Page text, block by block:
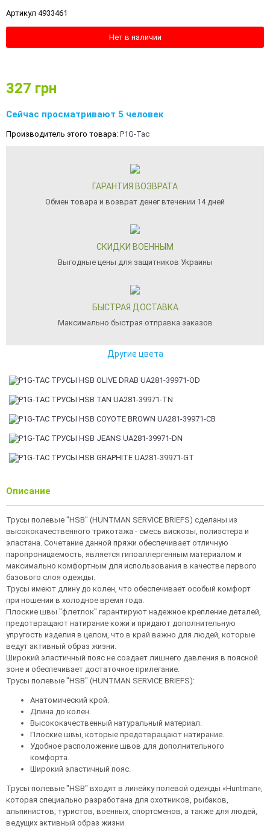
Артикул 4933461
Нет в наличии
327 грн
Сейчас просматривают 5 человек
Производитель этого товара: P1G-Tac
ГАРАНТИЯ ВОЗВРАТА
Обмен товара и возврат денег втечении 14 дней
СКИДКИ ВОЕННЫМ
Выгодные цены для защитников Украины
БЫСТРАЯ ДОСТАВКА
Максимально быстрая отправка заказов
Другие цвета
Описание
Трусы полевые "HSB" (HUNTMAN SERVICE BRIEFS) сделаны из
высококачественного трикотажа - смесь вискозы, полиэстера и
эластана. Сочетание данной пряжи обеспечивает отличную
паропроницаемость, является гипоаллергенным материалом и
максимально комфортным для использования в качестве первого
базового слоя одежды.
Трусы имеют длину до колен, что обеспечивает особый комфорт
при ношении в холодное время года.
Плоские швы "флетлок" гарантируют надежное крепление деталей,
предотвращают натирание кожи и придают дополнительную
упругость изделия в целом, что в край важно для людей, которые
ведут активный образ жизни.
Широкий эластичный пояс не создает лишнего давления в поясной
зоне и обеспечивает достаточное прилегание.
Трусы полевые "HSB" (HUNTMAN SERVICE BRIEFS):
Анатомический крой.
Длина до колен.
Высококачественный натуральный материал.
Плоские швы, которые предотвращают натирание.
Удобное расположение швов для дополнительного
комфорта.
Широкий эластичный пояс.
Трусы полевые "HSB" входят в линейку полевой одежды «Huntman»,
которая специально разработана для охотников, рыбаков,
альпинистов, туристов, военных, спортсменов, а также для людей,
ведущих активный образ жизни.